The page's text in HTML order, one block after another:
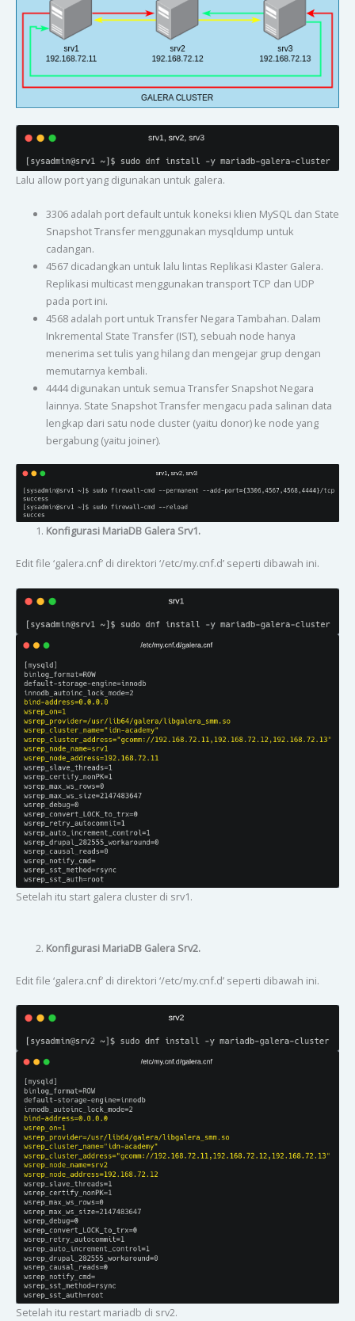
Lalu allow port yang digunakan untuk galera.
3306 adalah port default untuk koneksi klien MySQL dan State
Snapshot Transfer menggunakan mysqldump untuk
cadangan.
4567 dicadangkan untuk lalu lintas Replikasi Klaster Galera.
Replikasi multicast menggunakan transport TCP dan UDP
pada port ini.
4568 adalah port untuk Transfer Negara Tambahan. Dalam
Inkremental State Transfer (IST), sebuah node hanya
menerima set tulis yang hilang dan mengejar grup dengan
memutarnya kembali.
4444 digunakan untuk semua Transfer Snapshot Negara
lainnya. State Snapshot Transfer mengacu pada salinan data
lengkap dari satu node cluster (yaitu donor) ke node yang
bergabung (yaitu joiner).
Konfigurasi MariaDB Galera Srv1.
Edit file ‘galera.cnf’ di direktori ‘/etc/my.cnf.d’ seperti dibawah ini.
Setelah itu start galera cluster di srv1.
Konfigurasi MariaDB Galera Srv2.
Edit file ‘galera.cnf’ di direktori ‘/etc/my.cnf.d’ seperti dibawah ini.
Setelah itu restart mariadb di srv2.